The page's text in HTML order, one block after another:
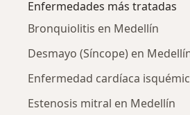
Enfermedades más tratadas
Bronquiolitis en Medellín
Desmayo (Síncope) en
Enfermedad cardíaca
Estenosis mitral en Medellín